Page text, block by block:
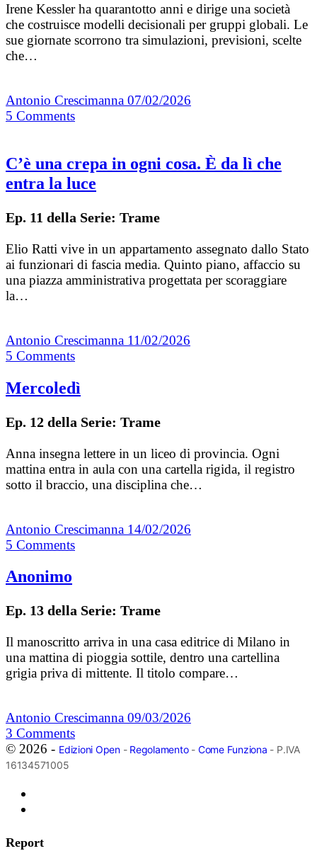
Irene Kessler ha quarantotto anni e dirige una società
che costruisce modelli decisionali per gruppi globali. Le
sue giornate scorrono tra simulazioni, previsioni, scelte
che…
Antonio Crescimanna 07/02/2026
5 Comments
C’è una crepa in ogni cosa. È da lì che
entra la luce
Ep. 11 della Serie: Trame
Elio Ratti vive in un appartamento assegnato dallo Stato
ai funzionari di fascia media. Quinto piano, affaccio su
una piazza amministrativa progettata per scoraggiare
la…
Antonio Crescimanna 11/02/2026
5 Comments
Mercoledì
Ep. 12 della Serie: Trame
Anna insegna lettere in un liceo di provincia. Ogni
mattina entra in aula con una cartella rigida, il registro
sotto il braccio, una disciplina che…
Antonio Crescimanna 14/02/2026
5 Comments
Anonimo
Ep. 13 della Serie: Trame
Il manoscritto arriva in una casa editrice di Milano in
una mattina di pioggia sottile, dentro una cartellina
grigia priva di mittente. Il titolo compare…
Antonio Crescimanna 09/03/2026
3 Comments
© 2026 - Edizioni Open- Regolamento- Come Funziona - P.IVA
16134571005
Report